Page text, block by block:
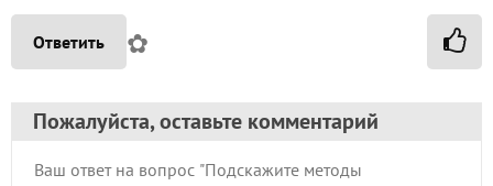
Ответить ✿
Пожалуйста, оставьте комментарий